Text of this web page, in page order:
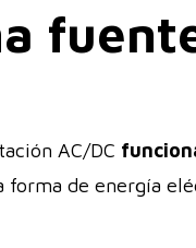
AC/DC
forma de energía